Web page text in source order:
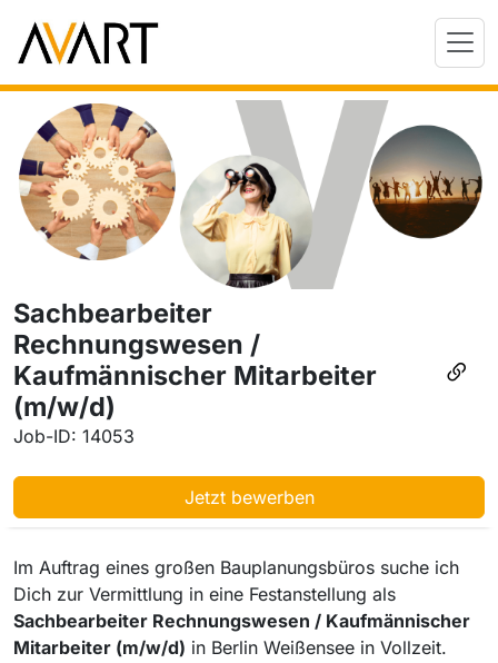
Sachbearbeiter
Rechnungswesen /
Kaufmännischer Mitarbeiter
(m/w/d)
Job-ID: 14053
Jetzt bewerben
Im Auftrag eines großen Bauplanungsbüros suche ich
Dich zur Vermittlung in eine Festanstellung als
Sachbearbeiter Rechnungswesen / Kaufmännischer
Mitarbeiter (m/w/d) in Berlin Weißensee in Vollzeit.